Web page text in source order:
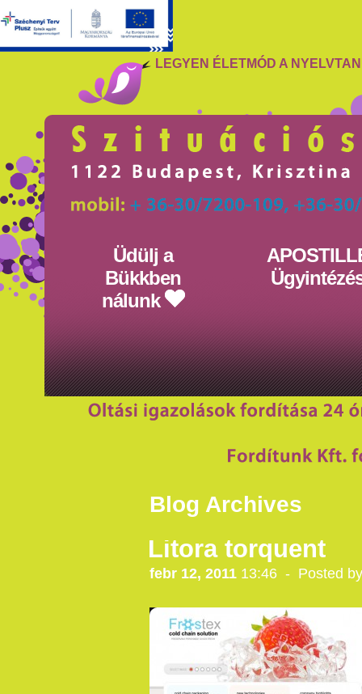
LEGYEN ÉLETMÓD A
Üdülj a
Bükkben
nálunk
Blog Archives
Litora torquent
febr 12, 2011 13:46 - Posted